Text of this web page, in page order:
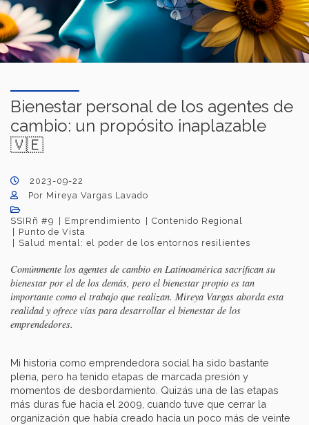
Bienestar personal de los agentes de
cambio: un propósito inaplazable
🇻🇪
2023-09-22
Por Mireya Vargas Lavado
SSIRñ #9 Emprendimiento
Contenido Regional
Punto de Vista
Salud mental: el poder de los entornos resilientes
Comúnmente los agentes de cambio en Latinoamérica sacrifican su
bienestar por el de los demás, pero el bienestar propio es tan
importante como el trabajo que realizan. Mireya Vargas aborda esta
realidad y ofrece vías para desarrollar el bienestar de los
emprendedores.
Mi historia como emprendedora social ha sido bastante
plena, pero ha tenido etapas de marcada presión y
momentos de desbordamiento. Quizás una de las etapas
más duras fue hacia el 2009, cuando tuve que cerrar la
organización que había creado hacía un poco más de veinte